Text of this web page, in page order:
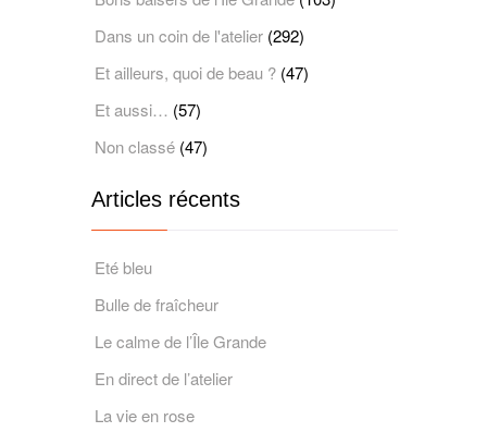
Dans un coin de l'atelier (292)
Et ailleurs, quoi de beau ? (47)
Et aussi… (57)
Non classé (47)
Articles récents
Eté bleu
Bulle de fraîcheur
Le calme de l’Île Grande
En direct de l’atelier
La vie en rose